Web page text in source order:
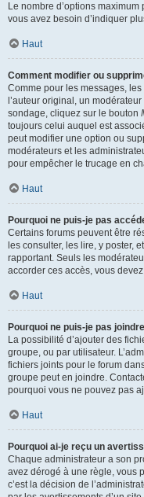
Le nombre d’options
vous avez besoin d’indiquer
Haut
Comment modifier ou
Comme pour les messages,
l’auteur original, un
sondage, cliquez sur le bouton
toujours celui auquel est
peut modifier une option ou
modérateurs et les
pour empêcher le trucage en
Haut
Pourquoi ne puis-je pas
Certains forums peuvent être
les consulter, les lire, y poster,
rapportant. Seuls les
accorder ces accès, vous
Haut
Pourquoi ne puis-je pas
La possibilité d’ajouter des
groupe, ou par utilisateur.
fichiers joints pour le forum
groupe peut en joindre.
pourquoi vous ne pouvez pas
Haut
Pourquoi ai-je reçu un
Chaque administrateur a son
avez dérogé à une règle, vous
c’est la décision de